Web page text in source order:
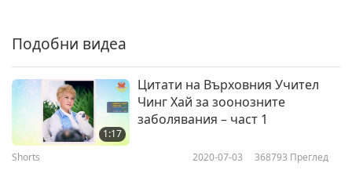
4
1:03
Shorts 2019-04-03 10140Преглед
5
HOW TO GET THE MOST
Подобни видеа
1:17
Цитати на Върховния Учител
Чинг Хай за зоонозните
заболявания – част 1
Shorts 2020-07-03 368793 Преглед